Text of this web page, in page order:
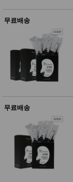
건강/미
용/식기
성장발
달교육
용품
어른내
유/아동
가방/지
갑/케이
패션/잡
화
세탁세
일상 돋
보기
무료배송
무료배송